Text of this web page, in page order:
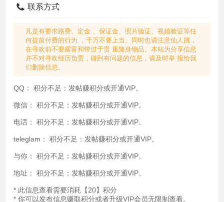
联系方式
凡是有要求路费、定金 、保证金、照片验证、视频验证等任
何提前付费的行为 ，千万不要上当。同时也请注意仙人跳，
在寻欢前不要露富和带过于贵 重随身物品。本站为分享信息
并不对寻欢经历负责，碰到有问题的信息，请及时举 报给我
们删除信息。
QQ： 积分不足：发帖赚积分或开通VIP。
微信： 积分不足：发帖赚积分或开通VIP。
电话： 积分不足：发帖赚积分或开通VIP。
teleglam： 积分不足：发帖赚积分或开通VIP。
与你： 积分不足：发帖赚积分或开通VIP。
地址： 积分不足：发帖赚积分或开通VIP。
* 此信息查看需要消耗【20】积分
* 你可以发布信息赚取积分或者升级VIP会员无限制查看。